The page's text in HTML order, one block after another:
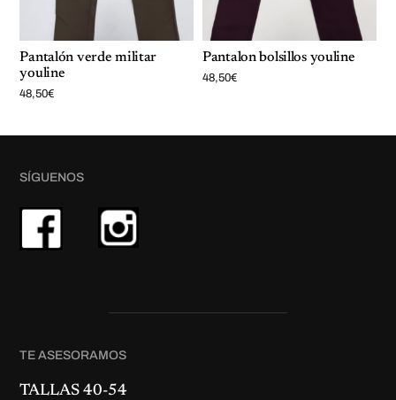
Pantalón verde militar
youline
48,50€
Pantalon bolsillos youline
48,50€
SÍGUENOS
TE ASESORAMOS
TALLAS 40-54